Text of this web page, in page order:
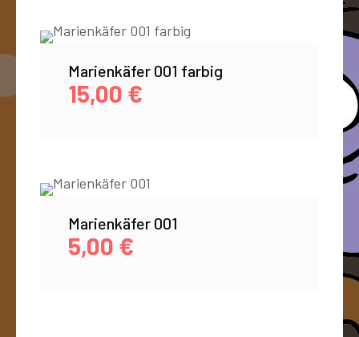
Marienkäfer 001 farbig
15,00 €
Marienkäfer 001
5,00 €